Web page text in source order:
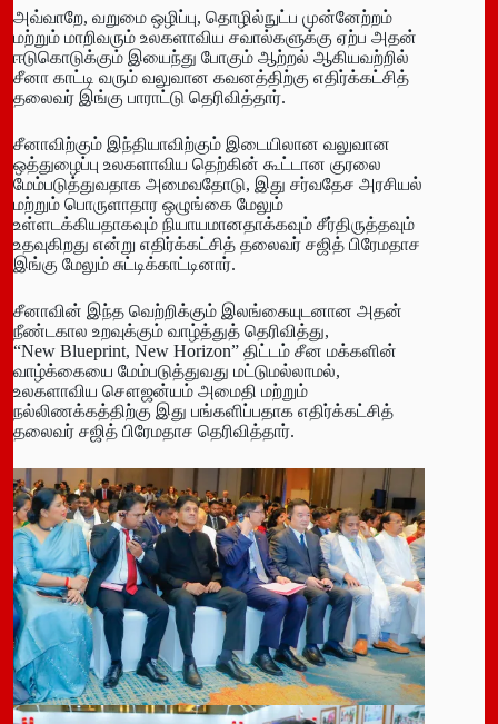
அவ்வாறே, வறுமை ஒழிப்பு, தொழில்நுட்ப முன்னேற்றம்
மற்றும் மாறிவரும் உலகளாவிய சவால்களுக்கு ஏற்ப அதன்
ஈடுகொடுக்கும் இயைந்து போகும் ஆற்றல் ஆகியவற்றில்
சீனா காட்டி வரும் வலுவான கவனத்திற்கு எதிர்க்கட்சித்
தலைவர் இங்கு பாராட்டு தெரிவித்தார்.
சீனாவிற்கும் இந்தியாவிற்கும் இடையிலான வலுவான
ஒத்துழைப்பு உலகளாவிய தெற்கின் கூட்டான குரலை
மேம்படுத்துவதாக அமைவதோடு, இது சர்வதேச அரசியல்
மற்றும் பொருளாதார ஒழுங்கை மேலும்
உள்ளடக்கியதாகவும் நியாயமானதாக்கவும் சீர்திருத்தவும்
உதவுகிறது என்று எதிர்க்கட்சித் தலைவர் சஜித் பிரேமதாச
இங்கு மேலும் சுட்டிக்காட்டினார்.
சீனாவின் இந்த வெற்றிக்கும் இலங்கையுடனான அதன்
நீண்டகால உறவுக்கும் வாழ்த்துத் தெரிவித்து,
“New Blueprint, New Horizon” திட்டம் சீன மக்களின்
வாழ்க்கையை மேம்படுத்துவது மட்டுமல்லாமல்,
உலகளாவிய சௌஜன்யம் அமைதி மற்றும்
நல்லிணக்கத்திற்கு இது பங்களிப்பதாக எதிர்க்கட்சித்
தலைவர் சஜித் பிரேமதாச தெரிவித்தார்.